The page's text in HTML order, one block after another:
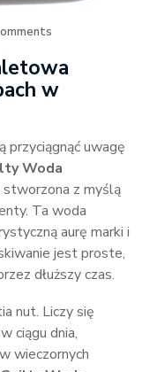
w
przyciągnąć uwagę
Woda
z myślą
Ta woda
aurę marki i
jest proste,
dłuższy czas.
nut. Liczy się
ciągu dnia,
wieczornych